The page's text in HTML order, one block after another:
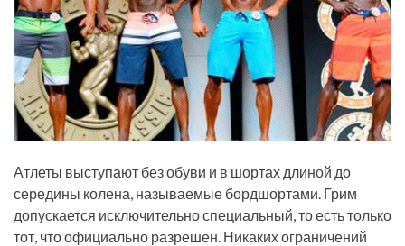
Атлеты выступают без обуви и в шортах длиной до
середины колена, называемые бордшортами. Грим
допускается исключительно специальный, то есть только
тот, что официально разрешен. Никаких ограничений